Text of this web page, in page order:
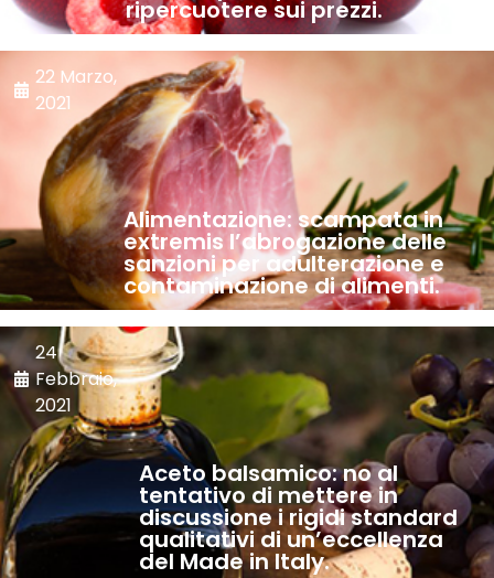
ripercuotere sui prezzi.
22 Marzo,
2021
Alimentazione: scampata in
extremis l’abrogazione delle
sanzioni per adulterazione e
contaminazione di alimenti.
24
Febbraio,
2021
Aceto balsamico: no al
tentativo di mettere in
discussione i rigidi standard
qualitativi di un’eccellenza
del Made in Italy.